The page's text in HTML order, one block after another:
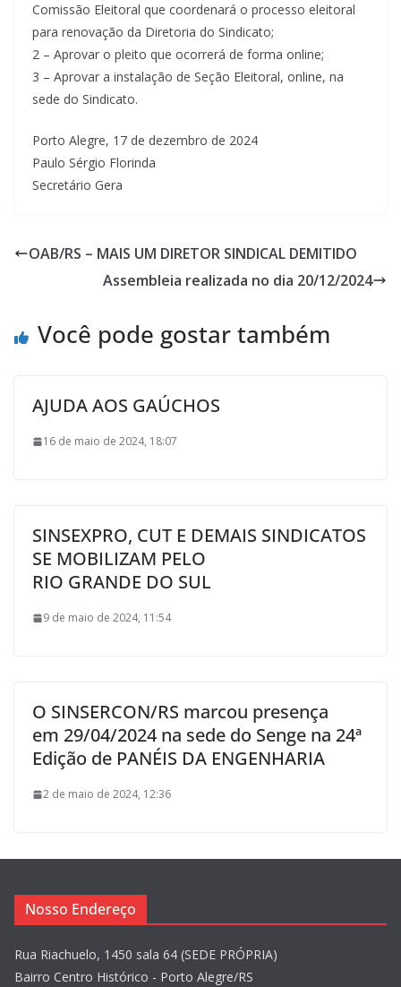
Comissão Eleitoral que coordenará o processo eleitoral
para renovação da Diretoria do Sindicato;
2 – Aprovar o pleito que ocorrerá de forma online;
3 – Aprovar a instalação de Seção Eleitoral, online, na
sede do Sindicato.
Porto Alegre, 17 de dezembro de 2024
Paulo Sérgio Florinda
Secretário Gera
OAB/RS – MAIS UM DIRETOR SINDICAL DEMITIDO
Assembleia realizada no dia 20/12/2024
Você pode gostar também
AJUDA AOS GAÚCHOS
16 de maio de 2024, 18:07
SINSEXPRO, CUT E DEMAIS SINDICATOS
SE MOBILIZAM PELO
RIO GRANDE DO SUL
9 de maio de 2024, 11:54
O SINSERCON/RS marcou presença
em 29/04/2024 na sede do Senge na 24ª
Edição de PANÉIS DA ENGENHARIA
2 de maio de 2024, 12:36
Nosso Endereço
Rua Riachuelo, 1450 sala 64 (SEDE PRÓPRIA)
Bairro Centro Histórico - Porto Alegre/RS